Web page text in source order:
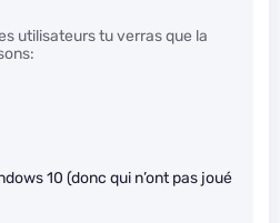
utilisateurs tu verras que la
10 (donc qui n’ont pas joué